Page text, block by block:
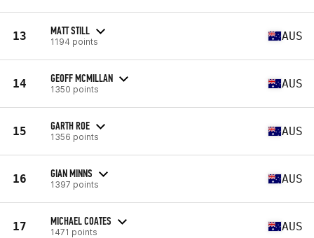
13 MATT STILL
1194 points AUS
14 GEOFF MCMILLAN
1350 points AUS
15 GARTH ROE
1356 points AUS
16 GIAN MINNS
1397 points AUS
17 MICHAEL COATES
1471 points AUS